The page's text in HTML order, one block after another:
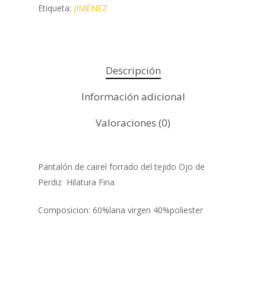
Etiqueta: JIMÉNEZ
Descripción
Información adicional
Valoraciones (0)
Pantalón de cairel forrado del tejido Ojo de
Perdiz Hilatura Fina
Composicion: 60%lana virgen 40%poliester